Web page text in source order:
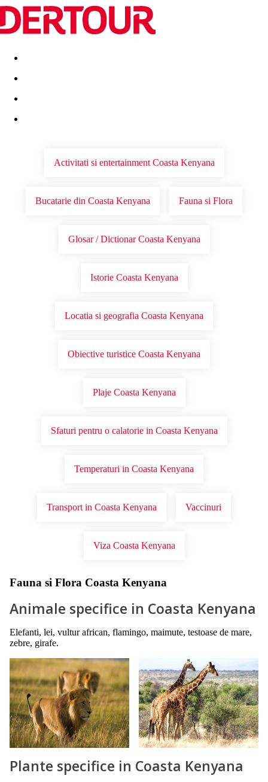
Destinatii Vacanta perfecta OFERTE DE NERATAT
Activitati si entertainment Coasta Kenyana
Bucatarie din Coasta Kenyana Fauna si Flora
Glosar / Dictionar Coasta Kenyana
Istorie Coasta Kenyana
Locatia si geografia Coasta Kenyana
Obiective turistice Coasta Kenyana
Plaje Coasta Kenyana
Sfaturi pentru o calatorie in Coasta Kenyana
Temperaturi in Coasta Kenyana
Transport in Coasta Kenyana Vaccinuri
Viza Coasta Kenyana
Fauna si Flora Coasta Kenyana
Animale specifice in Coasta Kenyana
Elefanti, lei, vultur african, flamingo, maimute, testoase de mare,
zebre, girafe.
Plante specifice in Coasta Kenyana